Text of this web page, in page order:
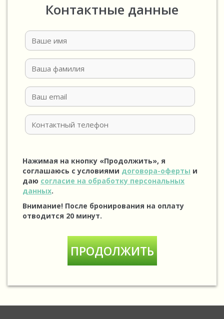
Контактные данные
Нажимая на кнопку «Продолжить», я
соглашаюсь с условиями договора-оферты и
даю согласие на обработку персональных
данных.
Внимание! После бронирования на оплату
отводится 20 минут.